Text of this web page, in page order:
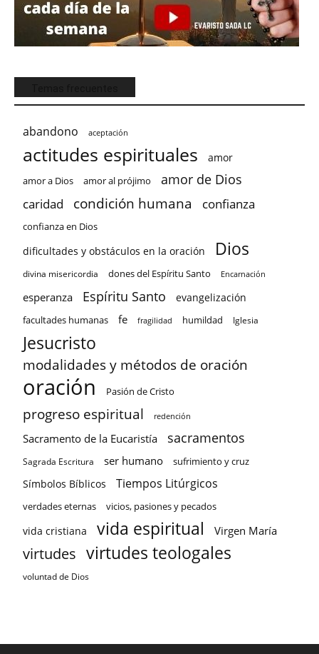
abandono aceptación
actitudes espirituales amor
amor a Dios amor al prójimo amor de Dios
caridad condición humana confianza
confianza en Dios
dificultades y obstáculos en la oración Dios
divina misericordia dones del Espíritu Santo Encarnación
esperanza Espíritu Santo evangelización
facultades humanas fe fragilidad humildad Iglesia
Jesucristo
modalidades y métodos de oración
oración Pasión de Cristo
progreso espiritual redención
Sacramento de la Eucaristía sacramentos
Sagrada Escritura ser humano sufrimiento y cruz
Símbolos Bíblicos Tiempos Litúrgicos
verdades eternas vicios, pasiones y pecados
vida cristiana vida espiritual Virgen María
virtudes virtudes teologales
voluntad de Dios